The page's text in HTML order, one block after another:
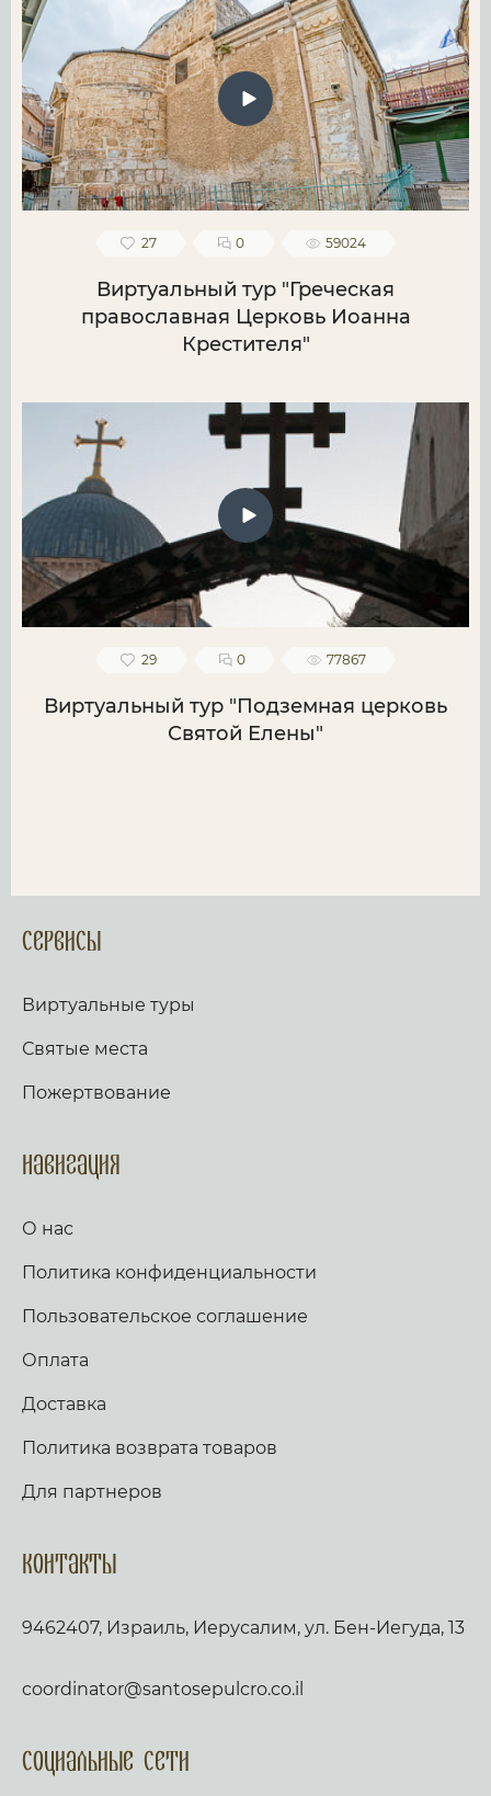
27 0 59024
Виртуальный тур "Греческая
православная Церковь Иоанна
Крестителя"
29 0 77867
Виртуальный тур "Подземная церковь
Святой Елены"
Сервисы
Виртуальные туры
Святые места
Пожертвование
Навигация
О нас
Политика конфиденциальности
Пользовательское соглашение
Оплата
Доставка
Политика возврата товаров
Для партнеров
Контакты
9462407, Израиль, Иерусалим, ул. Бен-Иегуда, 13
coordinator@santosepulcro.co.il
Социальные сети